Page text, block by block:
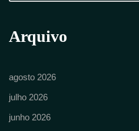
Arquivo
agosto 2026
julho 2026
junho 2026